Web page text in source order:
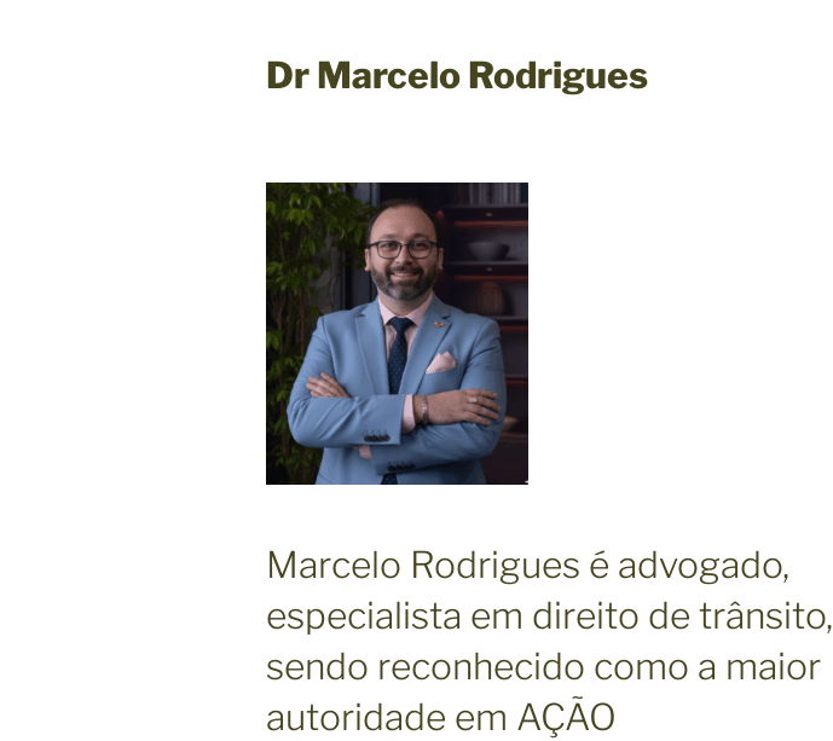
Dr Marcelo Rodrigues
Marcelo Rodrigues é advogado,
especialista em direito de trânsito,
sendo reconhecido como a maior
autoridade em AÇÃO